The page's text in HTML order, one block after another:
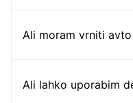
Ali moram vrniti
Ali lahko uporabim